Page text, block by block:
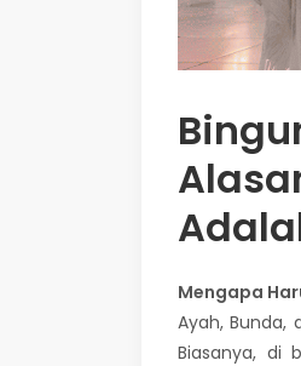
Mengapa
Ayah, Bunda,
Biasanya, di